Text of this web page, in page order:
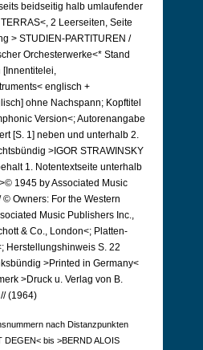
beidseitig halb umlaufender
2 Leerseiten, Seite
> STUDIEN-PARTITUREN /
Orchesterwerke<* Stand
[Innentitelei,
englisch +
ohne Nachspann; Kopftitel
Version<; Autorenangabe
[S. 1] neben und unterhalb 2.
>IGOR STRAWINSKY
1. Notentextseite unterhalb
1945 by Associated Music
© Owners: For the Western
Music Publishers Inc.,
& Co., London<; Platten-
Herstellungshinweis S. 22
>Printed in Germany<
>Druck u. Verlag von B.
(1964)
nach Distanzpunkten
DEGEN< bis >BERND ALOIS